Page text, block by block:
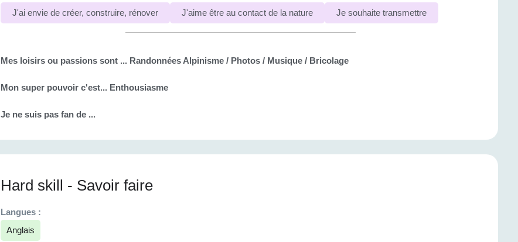
J'ai envie de créer, construire, rénover J'aime être au contact de la nature Je souhaite transmettre
Mes loisirs ou passions sont ... Randonnées Alpinisme / Photos / Musique / Bricolage
Mon super pouvoir c'est... Enthousiasme
Je ne suis pas fan de ...
Hard skill - Savoir faire
Langues :
Anglais